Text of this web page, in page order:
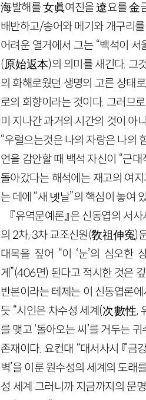
海발해를 女眞여진을 遼요를 金
배반하고/송어와 메기와 개구리
어려운 열거에서 그는 “백석이
(原始返本)의 의미를 새긴다. 그
의 화해로웠던 생명의 고른 상태
로의 회향이라는 것이다. 그러므
미 지나간 과거의 시간의 것이 아
“우럴으는것은 나의 자랑은 나의
언을 감안할 때 백석 자신이 “근
돌아갔다는 해석에는 재고의 여
는 데에 “새 녯날”의 핵심이 놓여
『유역문예론』은 신동엽의 서
의 2차, 3차 교조신원(敎祖伸寃)
대목을 짚어 “이 ‘눈’의 심오한
게”(406면) 된다고 적시한 것은
반본이라는 테제는 이 신동엽론
듯 “시인은 차수성 세계(次數性,
를 맺고 ‘돌아오는 씨’를 거두는
존재이다. 요컨대 “대서사시 『금
벽’을 이룬 원수성의 세계의 도
성 세계 그러니까 지금까지의 문